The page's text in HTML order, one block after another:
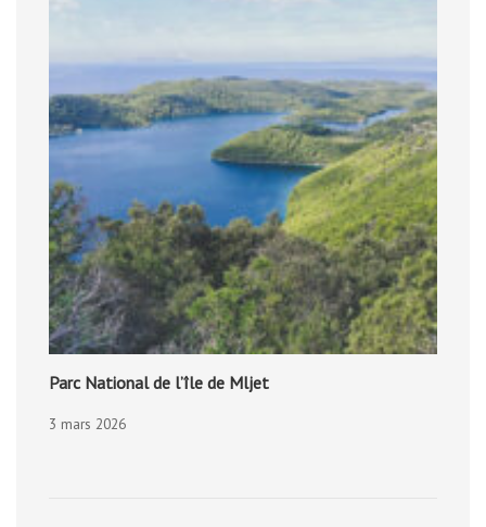
Parc National de l’île de Mljet
3 mars 2026